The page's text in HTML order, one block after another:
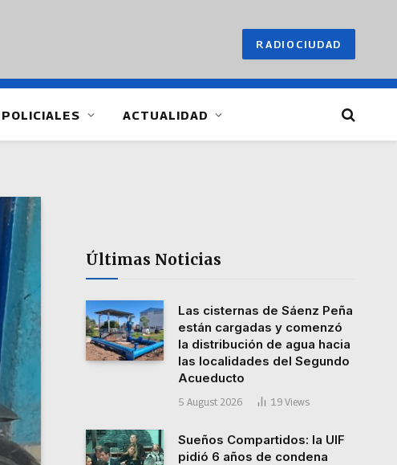
RADIOCIUDAD
POLICIALES ACTUALIDAD
Últimas Noticias
Las cisternas de Sáenz Peña
están cargadas y comenzó
la distribución de agua hacia
las localidades del Segundo
Acueducto
5 August 2026 19 Views
Sueños Compartidos: la UIF
pidió 6 años de condena